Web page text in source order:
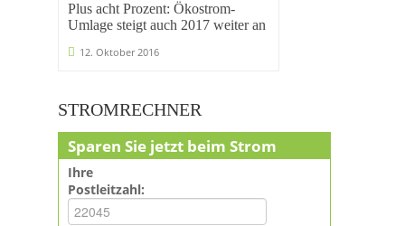
Plus acht Prozent: Ökostrom-
Umlage steigt auch 2017 weiter an
12. Oktober 2016
STROMRECHNER
Sparen Sie jetzt beim Strom
Ihre
Postleitzahl: